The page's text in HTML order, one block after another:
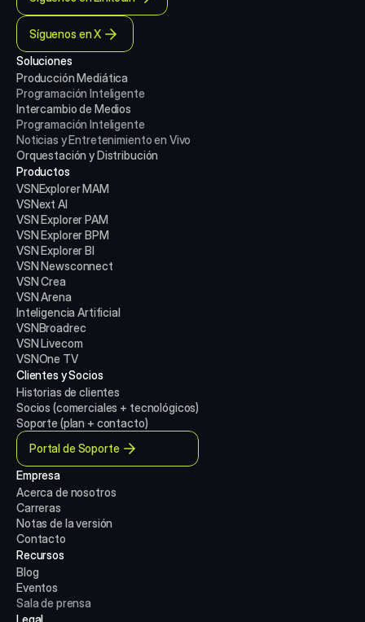
Síguenos en X
Soluciones
Producción Mediática
Programación Inteligente
Intercambio de Medios
Programación Inteligente
Noticias y Entretenimiento en Vivo
Orquestación y Distribución
Productos
VSNExplorer MAM
VSNext AI
VSN Explorer PAM
VSN Explorer BPM
VSN Explorer BI
VSN Newsconnect
VSN Crea
VSN Arena
Inteligencia Artificial
VSNBroadrec
VSN Livecom
VSNOne TV
Clientes y Socios
Historias de clientes
Socios (comerciales + tecnológicos)
Soporte (plan + contacto)
Portal de Soporte
Empresa
Acerca de nosotros
Carreras
Notas de la versión
Contacto
Recursos
Blog
Eventos
Sala de prensa
Legal